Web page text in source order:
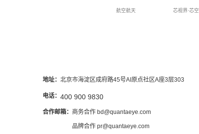
航空航天 芯视界·芯空
地址： 北京市海淀区成府路45号AI原点社区A座3层303
电话： 400 900 9830
合作邮箱： 商务合作 bd@quantaeye.com
品牌合作 pr@quantaeye.com